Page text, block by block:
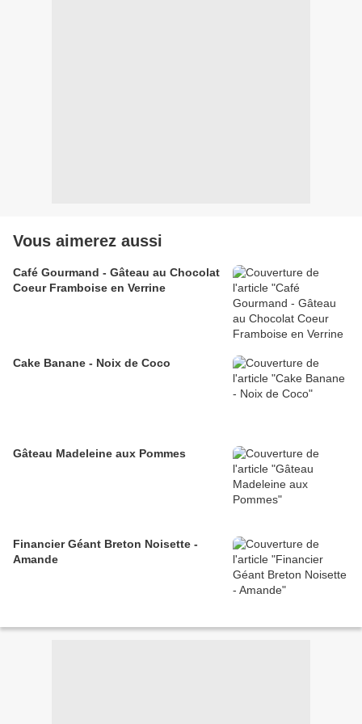
Vous aimerez aussi
Café Gourmand - Gâteau au Chocolat
Coeur Framboise en Verrine
Cake Banane - Noix de Coco
Gâteau Madeleine aux Pommes
Financier Géant Breton Noisette -
Amande